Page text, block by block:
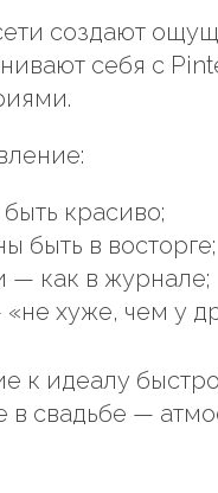
создают
себя с
красиво;
быть в восторге;
— как в журнале;
хуже, чем у
к идеалу
свадьбе —